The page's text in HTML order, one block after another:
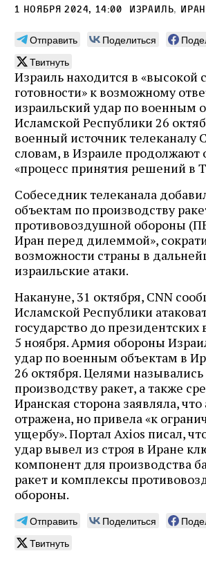
1 ноября 2024, 14:00 Израиль, Иран
Отправить Поделиться
Твитнуть
Израиль находится в «высокой
готовности» к возможному
израильский удар по военным
Исламской Республики 26
военный источник телеканалу
словам, в Израиле продолжают
«процесс принятия решений в
Собеседник телеканала
объектам по производству
противовоздушной обороны
Иран перед дилеммой»,
возможности страны в
израильские атаки.
Накануне, 31 октября, CNN
Исламской Республики
государство до
5 ноября. Армия обороны
удар по военным объектам в
26 октября. Целями
производству ракет, а также
Иранская сторона заявляла, что
отражена, но привела «к
ущербу». Портал Axios писал,
удар вывел из строя в Иране
компонент для производства
ракет и комплексы
обороны.
Отправить Поделиться
Твитнуть